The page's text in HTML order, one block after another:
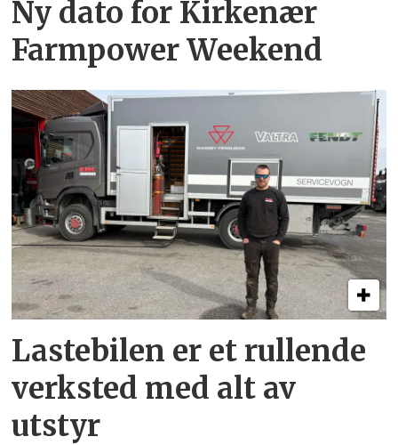
Ny dato for Kirkenær
Farmpower Weekend
Lastebilen er et rullende
verksted med alt av
utstyr